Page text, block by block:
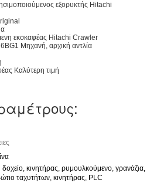
εξορυκτής Hitachi
εκσκαφέας Hitachi Crawler
Μηχανή, αρχική αντλία
Καλύτερη τιμή
κινητήρας, ρυμουλκούμενο, γρανάζια,
ταχυτήτων, κινητήρας, PLC